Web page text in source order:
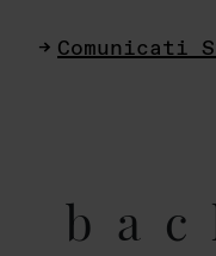
Comunicati